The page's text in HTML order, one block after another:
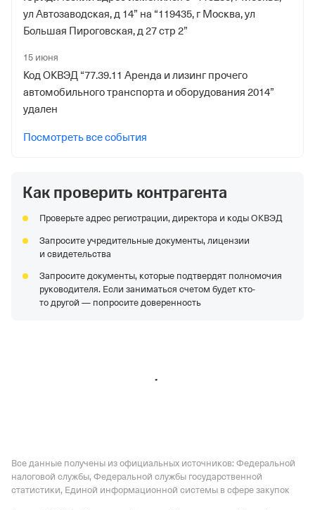
ул Автозаводская, д 14” на “119435, г Москва, ул
Большая Пироговская, д 27 стр 2”
15 июня
Код ОКВЭД “77.39.11 Аренда и лизинг прочего
автомобильного транспорта и оборудования 2014”
удален
Посмотреть все события
Как проверить контрагента
Проверьте адрес регистрации, директора и коды ОКВЭД
Запросите учредительные документы, лицензии
и свидетельства
Запросите документы, которые подтвердят полномочия
руководителя. Если заниматься счетом будет кто-
то другой — попросите доверенность
Все данные получены из официальных источников: Федеральной
налоговой службы, Федеральной службы государственной
статистики, Единой информационной системы в сфере закупок